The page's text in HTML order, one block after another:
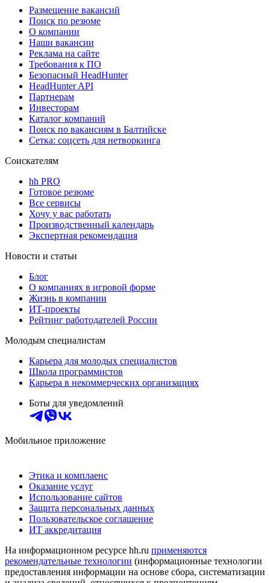
Размещение вакансий
Поиск по резюме
О компании
Наши вакансии
Реклама на сайте
Требования к ПО
Безопасный HeadHunter
HeadHunter API
Партнерам
Инвесторам
Каталог компаний
Поиск по вакансиям в Балтийске
Сетка: соцсеть для нетворкинга
Соискателям
hh PRO
Готовое резюме
Все сервисы
Хочу у вас работать
Производственный календарь
Экспертная рекомендация
Новости и статьи
Блог
О компаниях в игровой форме
Жизнь в компании
ИТ-проекты
Рейтинг работодателей России
Молодым специалистам
Карьера для молодых специалистов
Школа программистов
Карьера в некоммерческих организациях
Боты для уведомлений
Мобильное приложение
Этика и комплаенс
Оказание услуг
Использование сайтов
Защита персональных данных
Пользовательское соглашение
ИТ аккредитация
На информационном ресурсе hh.ru применяются
рекомендательные технологии (информационные технологии
предоставления информации на основе сбора, систематизации